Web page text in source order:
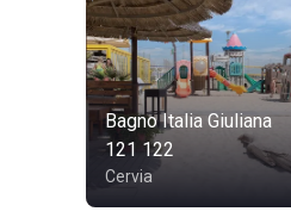
Bagno Italia Giuliana
121 122
Cervia